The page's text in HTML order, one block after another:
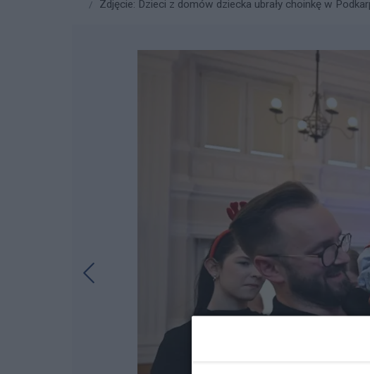
Zdjęcie: Dzieci z domów dziecka ubrały choinkę w